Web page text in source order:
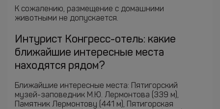
К сожалению, размещение с домашними
животными не допускается.
Интурист Конгресс-отель: какие
ближайшие интересные места
находятся рядом?
Ближайшие интересные места: Пятигорский
музей-заповедник М.Ю. Лермонтова (339 м),
Памятник Лермонтову (441 м), Пятигорская